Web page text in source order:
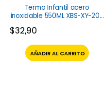
Termo Infantil acero
inoxidable 550ML XBS-XY-203
$32,90
AÑADIR AL CARRITO